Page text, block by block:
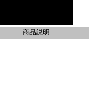
商品説明